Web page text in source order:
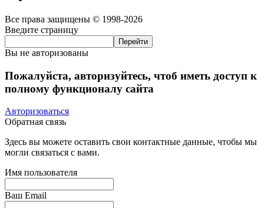
Все права защищены © 1998-2026
Введите страницу
Вы не авторизованы
Пожалуйста, авторизуйтесь, чтоб иметь доступ к
полному функционалу сайта
Авторизоваться
Обратная связь
Здесь вы можете оставить свои контактные данные, чтобы мы
могли связаться с вами.
Имя пользователя
Ваш Email